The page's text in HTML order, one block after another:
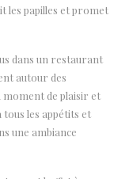
les papilles et promet
dans un restaurant
autour des
de plaisir et
tous les appétits et
une ambiance